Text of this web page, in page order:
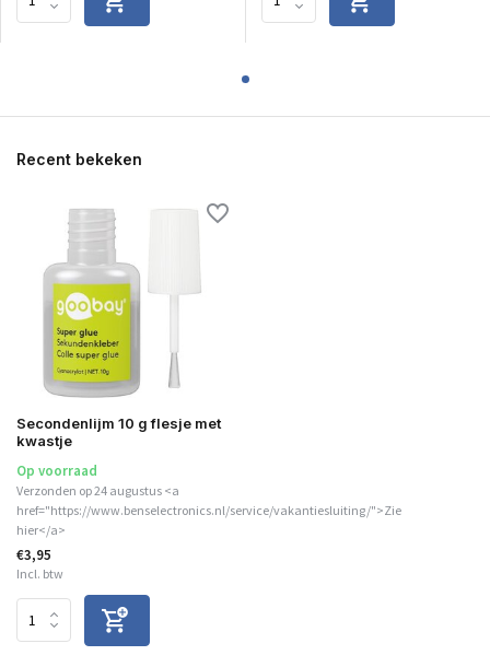
Recent bekeken
Secondenlijm 10 g flesje met
kwastje
Op voorraad
Verzonden op 24 augustus <a
href="https://www.benselectronics.nl/service/vakantiesluiting/">Zie
hier</a>
€3,95
Incl. btw